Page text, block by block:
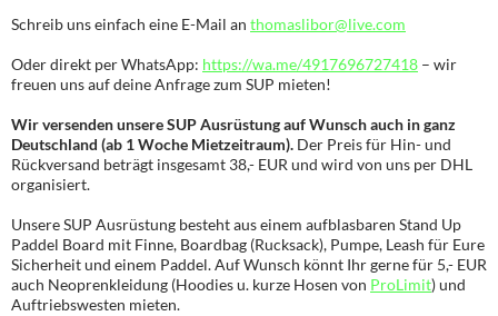
Schreib uns einfach eine E-Mail an thomaslibor@live.com
Oder direkt per WhatsApp: https://wa.me/4917696727418 – wir
freuen uns auf deine Anfrage zum SUP mieten!
Wir versenden unsere SUP Ausrüstung auf Wunsch auch in ganz
Deutschland (ab 1 Woche Mietzeitraum). Der Preis für Hin- und
Rückversand beträgt insgesamt 38,- EUR und wird von uns per DHL
organisiert.
Unsere SUP Ausrüstung besteht aus einem aufblasbaren Stand Up
Paddel Board mit Finne, Boardbag (Rucksack), Pumpe, Leash für Eure
Sicherheit und einem Paddel. Auf Wunsch könnt Ihr gerne für 5,- EUR
auch Neoprenkleidung (Hoodies u. kurze Hosen von ProLimit) und
Auftriebswesten mieten.